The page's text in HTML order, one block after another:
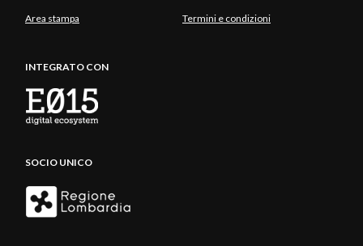
Area stampa Termini e condizioni
INTEGRATO CON
SOCIO UNICO